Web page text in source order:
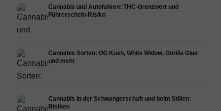
Cannabis und Autofahren: THC-Grenzwert und
Führerschein-Risiko
Cannabis Sorten: OG Kush, White Widow, Gorilla Glue
und mehr
Cannabis in der Schwangerschaft und beim Stillen:
Risiken